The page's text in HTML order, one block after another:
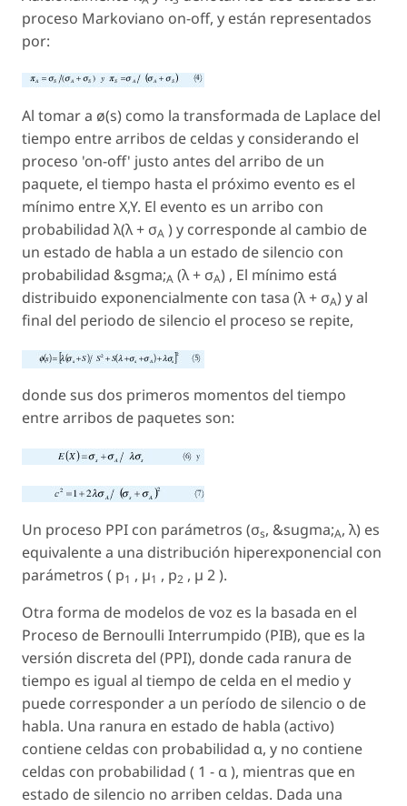
proceso Markoviano on-off, y están representados
por:
Al tomar a ø(s) como la transformada de Laplace del
tiempo entre arribos de celdas y considerando el
proceso 'on-off' justo antes del arribo de un
paquete, el tiempo hasta el próximo evento es el
mínimo entre X,Y. El evento es un arribo con
probabilidad λ(λ+ σA ) y corresponde al cambio de
un estado de habla a un estado de silencio con
probabilidad &sgma;A (λ+ σA) , El mínimo está
distribuido exponencialmente con tasa (λ + σA) y al
final del periodo de silencio el proceso se repite,
donde sus dos primeros momentos del tiempo
entre arribos de paquetes son:
Un proceso PPI con parámetros (σs, &sugma;A, λ) es
equivalente a una distribución hiperexponencial con
parámetros ( p1 , µ1 , p2 , µ 2 ).
Otra forma de modelos de voz es la basada en el
Proceso de Bernoulli Interrumpido (PIB), que es la
versión discreta del (PPI), donde cada ranura de
tiempo es igual al tiempo de celda en el medio y
puede corresponder a un período de silencio o de
habla. Una ranura en estado de habla (activo)
contiene celdas con probabilidad α, y no contiene
celdas con probabilidad ( 1 - α ), mientras que en
estado de silencio no arriben celdas. Dada una